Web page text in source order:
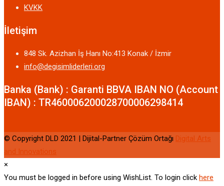
KVKK
İletişim
848 Sk. Azizhan İş Hanı No:413 Konak / İzmir
info@degisimliderleri.org
Banka (Bank) : Garanti BBVA IBAN NO (Account
IBAN) : TR460006200028700006298414
© Copyright DLD 2021 | Dijital-Partner Çözüm Ortağı Digital Arts
and Innovations
×
You must be logged in before using WishList. To login click here